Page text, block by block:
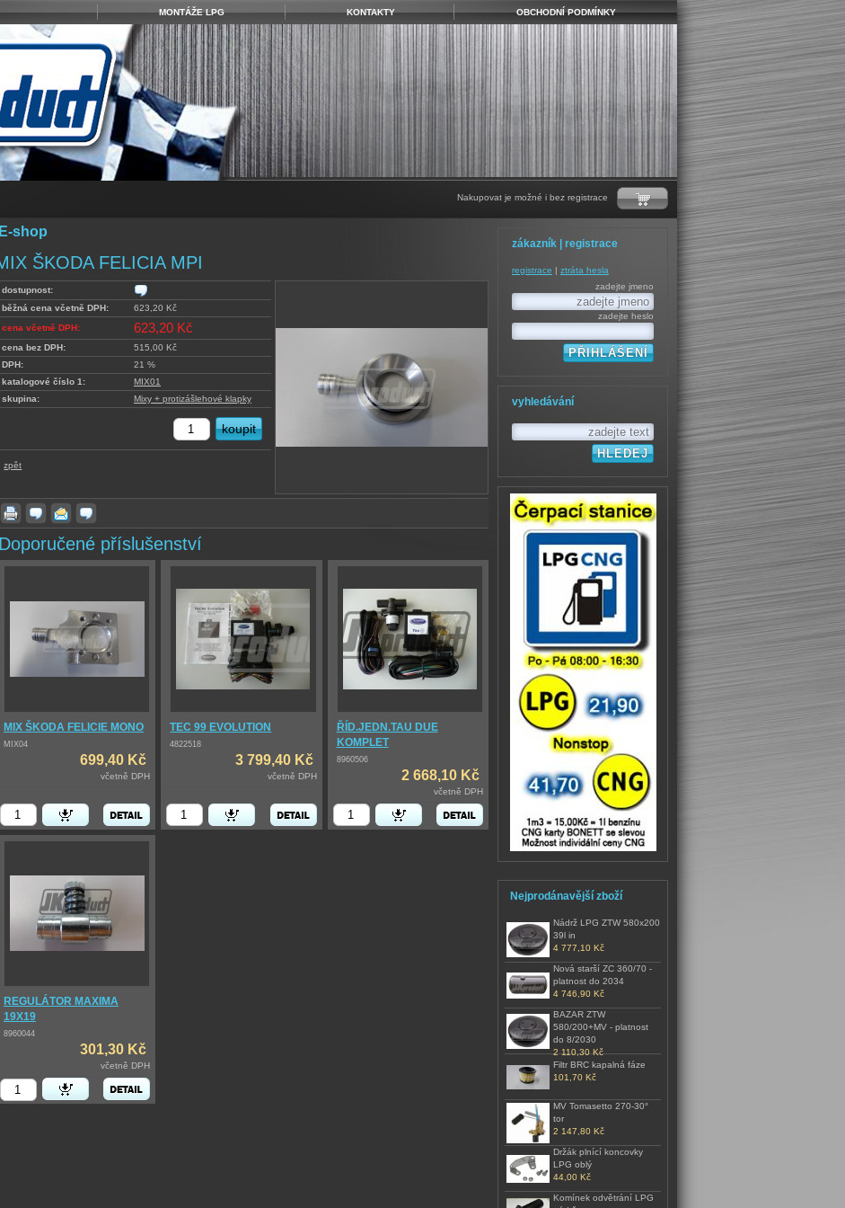
MONTÁŽE LPG KONTAKTY OBCHODNÍ PODMÍNKY
Nakupovat je možné i bez registrace
E-shop
ŠKODA FELICIA MPI
dostupnost:
běžná cena včetně DPH:
623,20 Kč
cena včetně DPH:
623,20 Kč
cena bez DPH:
515,00 Kč
DPH:
21 %
katalogové číslo 1:
MIX01
skupina:
Mixy + protizášlehové klapky
zpět
Doporučené příslušenství
MIX ŠKODA FELICIE MONO
MIX04
699,40 Kč
včetně DPH
TEC 99 EVOLUTION
4822518
3 799,40 Kč
včetně DPH
ŘÍD.JEDN.TAU DUE
KOMPLET
8960506
2 668,10 Kč
včetně DPH
REGULÁTOR MAXIMA
19X19
8960044
301,30 Kč
včetně DPH
zákazník | registrace
registrace
ztráta hesla
zadejte jmeno
zadejte heslo
vyhledávání
Nejprodánavější zboží
Nádrž LPG ZTW 580x200
39l in
4 777,10 Kč
Nová starší ZC 360/70 -
platnost do 2034
4 746,90 Kč
BAZAR ZTW
580/200+MV - platnost
do 8/2030
2 110,30 Kč
Filtr BRC kapalná fáze
101,70 Kč
MV Tomasetto 270-30°
tor
2 147,80 Kč
Držák plnící koncovky
LPG oblý
44,00 Kč
Komínek odvětrání LPG